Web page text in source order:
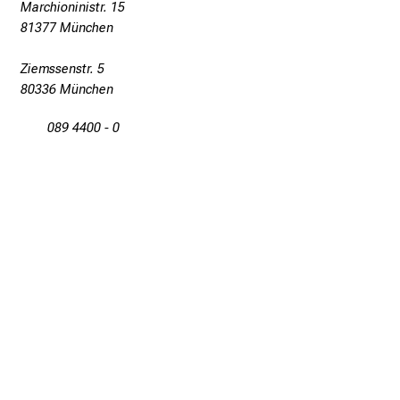
mehr Informationen
Schließen
Marchioninistr. 15
81377 München
Ziemssenstr. 5
80336 München
089 4400 - 0